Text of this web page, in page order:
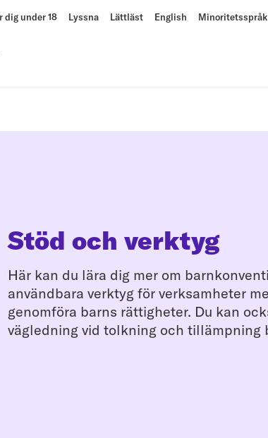
dig under 18 Lyssna Lättläst English Minoritetsspråk
Stöd och verktyg
Här kan du lära dig mer om
användbara verktyg för verksamheter
genomföra barns rättigheter. Du kan
vägledning vid tolkning och tillämpning